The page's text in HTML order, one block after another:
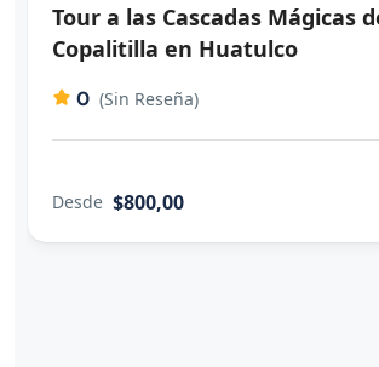
Tour a las Cascadas Mágicas
Copalitilla en Huatulco
0 (Sin Reseña)
Desde $800,00